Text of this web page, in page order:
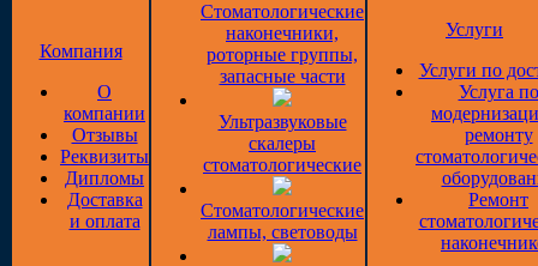
Компания
О
компании
Отзывы
Реквизиты
Дипломы
Доставка
и оплата
Стоматологические
наконечники,
роторные группы,
запасные части
Ультразвуковые
скалеры
стоматологические
Стоматологические
лампы, световоды
Услуги
Услуги по
Услуга по
ремонту
Ремонт